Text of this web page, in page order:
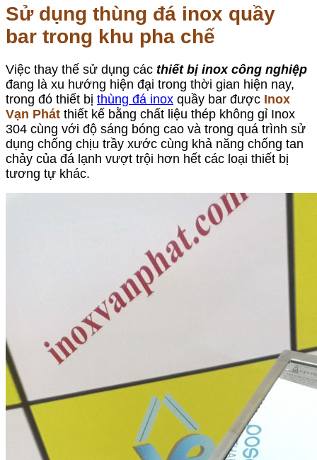
Sử dụng thùng đá inox quầy
bar trong khu pha chế
Việc thay thế sử dụng các thiết bị inox công nghiệp
đang là xu hướng hiện đại trong thời gian hiện nay,
trong đó thiết bị thùng đá inox quầy bar được Inox
Vạn Phát thiết kế bằng chất liệu thép không gỉ Inox
304 cùng với độ sáng bóng cao và trong quá trình sử
dụng chống chịu trầy xước cùng khả năng chống tan
chảy của đá lạnh vượt trội hơn hết các loại thiết bị
tương tự khác.